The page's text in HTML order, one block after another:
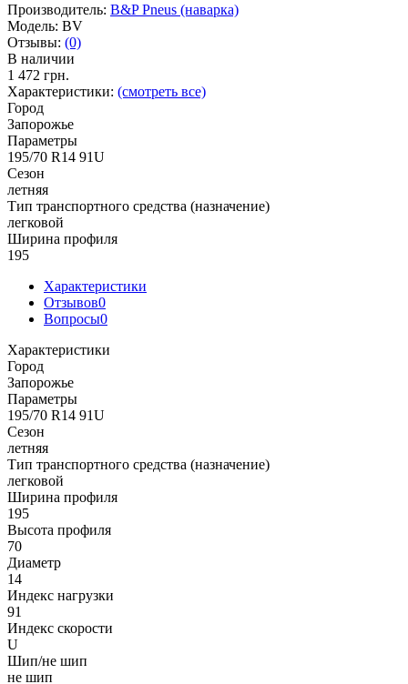
Производитель: B&P Pneus (наварка)
Модель: BV
Отзывы: (0)
В наличии
1 472 грн.
Характеристики: (смотреть все)
Город
Запорожье
Параметры
195/70 R14 91U
Сезон
летняя
Тип транспортного средства (назначение)
легковой
Ширина профиля
195
Характеристики
Отзывов0
Вопросы0
Характеристики
Город
Запорожье
Параметры
195/70 R14 91U
Сезон
летняя
Тип транспортного средства (назначение)
легковой
Ширина профиля
195
Высота профиля
70
Диаметр
14
Индекс нагрузки
91
Индекс скорости
U
Шип/не шип
не шип